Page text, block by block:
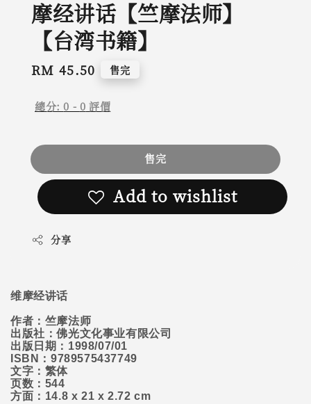
摩经讲话【竺摩法师】
【台湾书籍】
Regular
RM 45.50 售完
總分:0 - 0 評價
售完
Add to wishlist
分享
维摩经讲话
作者：竺摩法师
出版社：佛光文化事业有限公司
出版日期： 1998/07/01
ISBN ：9789575437749
文字：繁体
页数： 544
方面： 14.8 x 21 x 2.72 cm